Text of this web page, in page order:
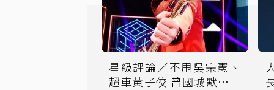
星級評論／不甩吳宗憲、
超車黃子佼 曾國城默默成